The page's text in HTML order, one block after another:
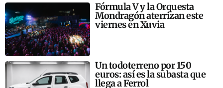
Fórmula V y la Orquesta
Mondragón aterrizan este
viernes en Xuvia
Un todoterreno por 150
euros: así es la subasta que
llega a Ferrol